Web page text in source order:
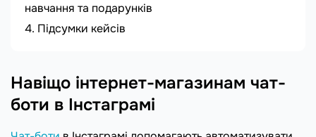
навчання та подарунків
Підсумки кейсів
Навіщо інтернет-магазинам чат-
боти в Інстаграмі